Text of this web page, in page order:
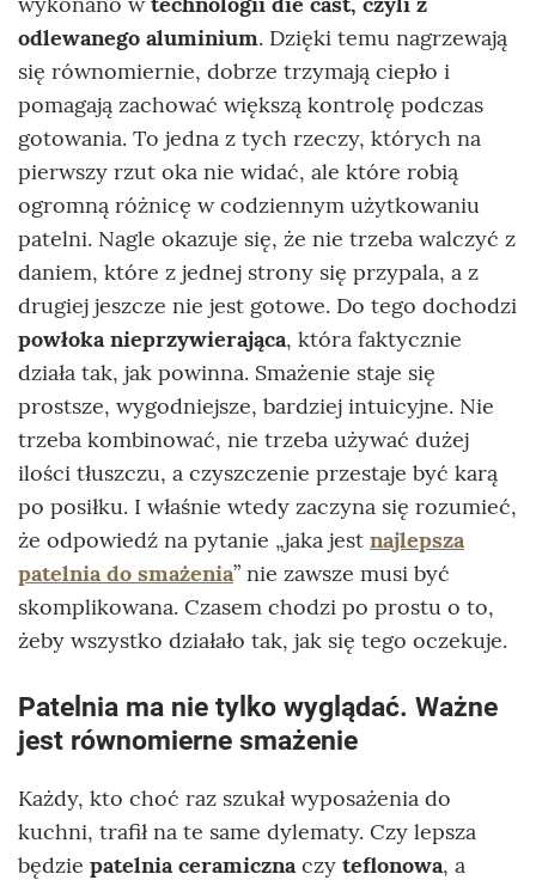
odlewanego aluminium. Dzięki temu nagrzewają
się równomiernie, dobrze trzymają ciepło i
pomagają zachować większą kontrolę podczas
gotowania. To jedna z tych rzeczy, których na
pierwszy rzut oka nie widać, ale które robią
ogromną różnicę w codziennym użytkowaniu
patelni. Nagle okazuje się, że nie trzeba walczyć z
daniem, które z jednej strony się przypala, a z
drugiej jeszcze nie jest gotowe. Do tego dochodzi
powłoka nieprzywierająca, która faktycznie
działa tak, jak powinna. Smażenie staje się
prostsze, wygodniejsze, bardziej intuicyjne. Nie
trzeba kombinować, nie trzeba używać dużej
ilości tłuszczu, a czyszczenie przestaje być karą
po posiłku. I właśnie wtedy zaczyna się rozumieć,
że odpowiedź na pytanie „jaka jest najlepsza
patelnia do smażenia” nie zawsze musi być
skomplikowana. Czasem chodzi po prostu o to,
żeby wszystko działało tak, jak się tego oczekuje.
Patelnia ma nie tylko wyglądać. Ważne
jest równomierne smażenie
Każdy, kto choć raz szukał wyposażenia do
kuchni, trafił na te same dylematy. Czy lepsza
będzie patelnia ceramicznaczy teflonowa, a